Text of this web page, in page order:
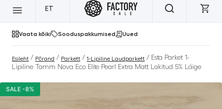
ET
Vaata kõiki Sooduspakkumised Uued
Esileht / Põrand / Parkett / 1-Lipiline Laudparkett / Esta Parket 1-
Lipiline Tamm Nova Eco Elite Pearl Extra Matt Lakitud 5% Läige
SALE -8%